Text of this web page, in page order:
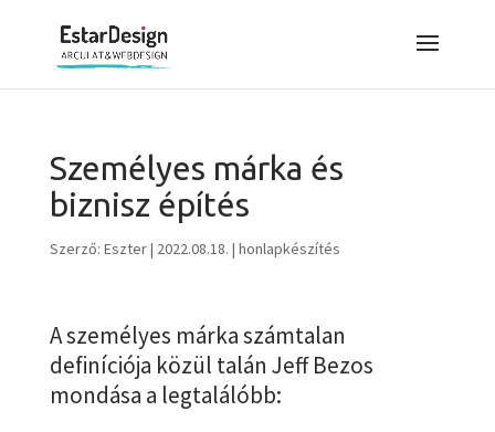
Személyes márka és
biznisz építés
Szerző: Eszter| 2022.08.18. | honlapkészítés
A személyes márka számtalan
definíciója közül talán Jeff Bezos
mondása a legtalálóbb: